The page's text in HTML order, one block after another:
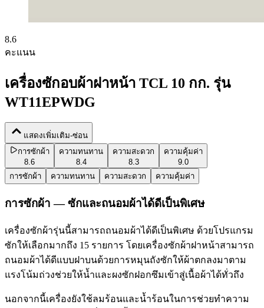
8.6
คะแนน
เครื่องซักอบผ้าฝาหน้า TCL 10 กก. รุ่น
WT11EPWDG
แสดงเพิ่มเติม-ซ่อน
การซักผ้า
8.6
ความทนทาน
8.4
ความสะดวก
8.3
ความคุ้มค่า
9.0
การซักผ้า
ความทนทาน ความสะดวก ความคุ้มค่า
การซักผ้า — ซักและถนอมผ้าได้ดีเป็นพิเศษ
เครื่องซักผ้ารุ่นนี้สามารถถนอมผ้าได้ดีเป็นพิเศษ ด้วยโปรแกรม
ซักให้เลือกมากถึง 15 รายการ โดยเครื่องซักผ้าฝาหน้าสามารถ
ถนอมผ้าได้ดีแบบฝาบนด้วยการหมุนถังซักให้ผ้าตกลงมาตาม
แรงโน้มถ่วงช่วยให้น้ำและผงซักฝอกซึมเข้าสู่เนื้อผ้าได้ทั่วถึง
นอกจากนี้เครื่องยังใช้ลมร้อนและน้ำร้อนในการช่วยทำความ